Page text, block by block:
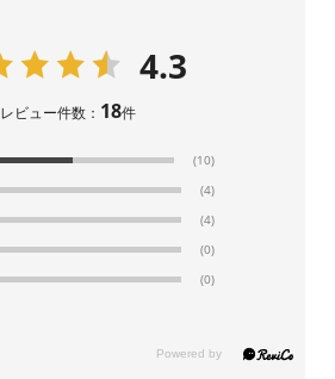
4.3
レビュー件数： 18件
(10)
(4)
(4)
(0)
(0)